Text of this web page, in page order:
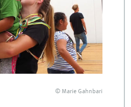
© Marie Gahnbari